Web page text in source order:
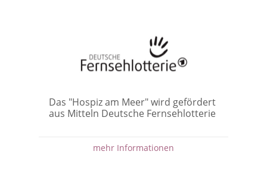
Das "Hospiz am Meer" wird gefördert
aus Mitteln Deutsche Fernsehlotterie
mehr Informationen